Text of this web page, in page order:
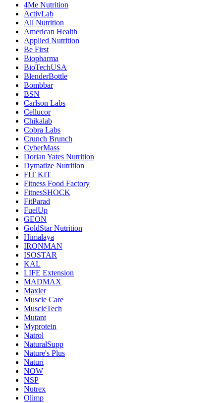
4Me Nutrition
ActivLab
All Nutrition
American Health
Applied Nutrition
Be First
Biopharma
BioTechUSA
BlenderBottle
Bombbar
BSN
Carlson Labs
Cellucor
Chikalab
Cobra Labs
Crunch Brunch
CyberMass
Dorian Yates Nutrition
Dymatize Nutrition
FIT KIT
Fitness Food Factory
FitnesSHOCK
FitParad
FuelUp
GEON
GoldStar Nutrition
Himalaya
IRONMAN
ISOSTAR
KAL
LIFE Extension
MADMAX
Maxler
Muscle Care
MuscleTech
Mutant
Myprotein
Natrol
NaturalSupp
Nature's Plus
Naturi
NOW
NSP
Nutrex
Olimp